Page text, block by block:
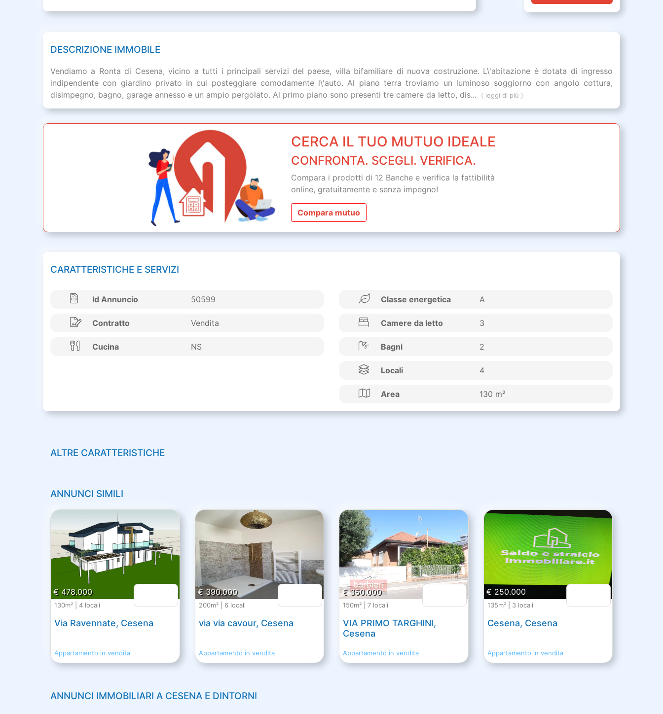
DESCRIZIONE IMMOBILE
Vendiamo a Ronta di Cesena, vicino a tutti i principali servizi del paese, villa bifamiliare di nuova costruzione. L\'abitazione è dotata di ingresso
indipendente con giardino privato in cui posteggiare comodamente l\'auto. Al piano terra troviamo un luminoso soggiorno con angolo cottura,
disimpegno, bagno, garage annesso e un ampio pergolato. Al primo piano sono presenti tre camere da letto, dis...
( leggi di più )
CERCA IL TUO MUTUO IDEALE
CONFRONTA. SCEGLI. VERIFICA.
Compara i prodotti di 12 Banche e verifica la fattibilità
online, gratuitamentee senza impegno!
Compara mutuo
CARATTERISTICHE E SERVIZI
Id Annuncio 50599
Contratto Vendita
Cucina NS
Classe energetica A
Camere da letto 3
Bagni 2
Locali 4
Area 130 m²
ALTRE CARATTERISTICHE
ANNUNCI SIMILI
€ 478.000
130m² | 4 locali
Via Ravennate, Cesena
Appartamento in vendita
€ 390.000
200m² | 6 locali
via via cavour, Cesena
Appartamento in vendita
€ 350.000
150m² | 7 locali
VIA PRIMO TARGHINI,
Cesena
Appartamento in vendita
€ 250.000
135m² | 3 locali
Cesena, Cesena
Appartamento in vendita
ANNUNCI IMMOBILIARI A CESENA E DINTORNI